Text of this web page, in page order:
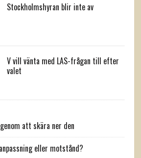
Stockholmshyran blir inte av
V vill vänta med LAS-frågan till efter
valet
att skära ner den
eller motstånd?